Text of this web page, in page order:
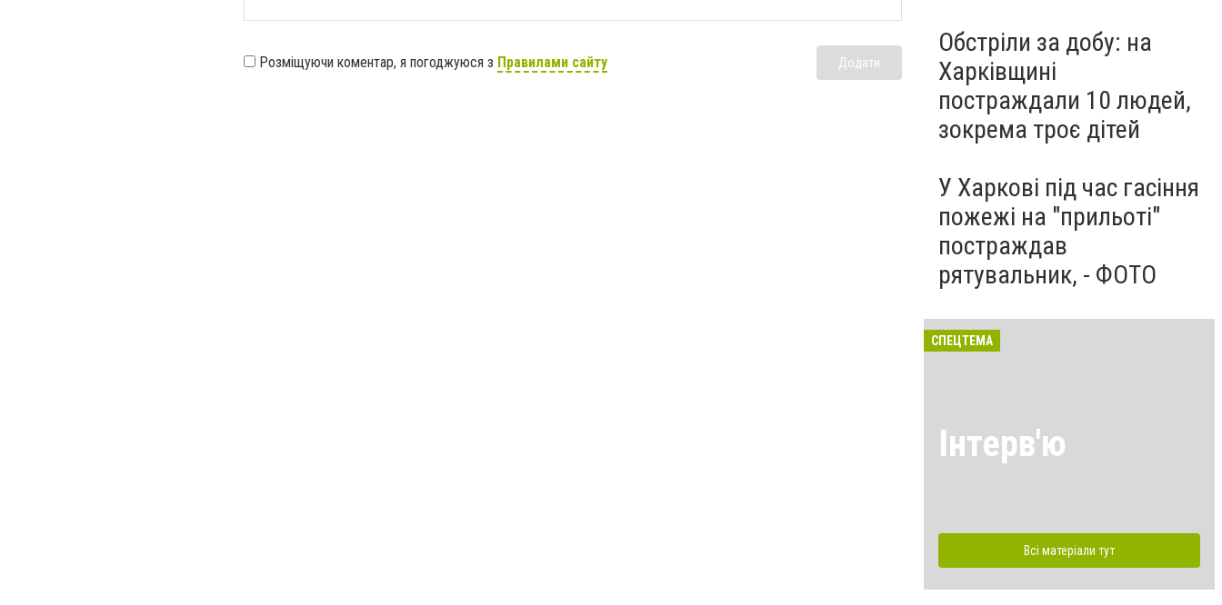
Розміщуючи коментар, я погоджуюся з Правилами сайту Додати
Обстріли за добу: на
Харківщині
постраждали 10 людей,
зокрема троє дітей
У Харкові під час гасіння
пожежі на "прильоті"
постраждав
рятувальник, - ФОТО
СПЕЦТЕМА
Інтерв'ю
Всі матеріали тут